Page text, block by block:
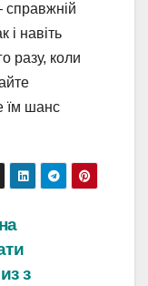
справжній
і навіть
разу, коли
їм шанс
з